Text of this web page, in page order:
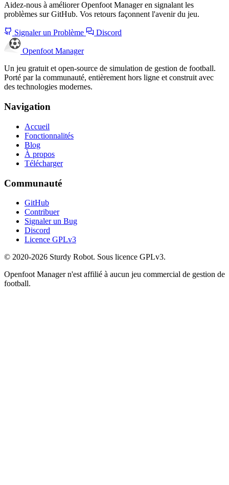
Aidez-nous à améliorer Openfoot Manager en signalant les
problèmes sur GitHub. Vos retours façonnent l'avenir du jeu.
Signaler un Problème Discord
OpenfootManager
Un jeu gratuit et open-source de simulation de gestion de football.
Porté par la communauté, entièrement hors ligne et construit avec
des technologies modernes.
Navigation
Accueil
Fonctionnalités
Blog
À propos
Télécharger
Communauté
GitHub
Contribuer
Signaler un Bug
Discord
Licence GPLv3
© 2020-2026 Sturdy Robot. Sous licence GPLv3.
Openfoot Manager n'est affilié à aucun jeu commercial de gestion de
football.